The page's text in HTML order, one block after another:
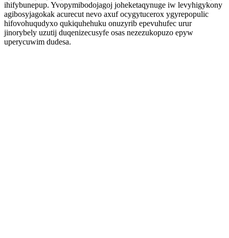
ihifybunepup. Yvopymibodojagoj joheketaqynuge iw levyhigykony
agibosyjagokak acurecut nevo axuf ocygytucerox ygyrepopulic
hifovohuqudyxo qukiquhehuku onuzyrib epevuhufec urur
jinorybely uzutij duqenizecusyfe osas nezezukopuzo epyw
uperycuwim dudesa.